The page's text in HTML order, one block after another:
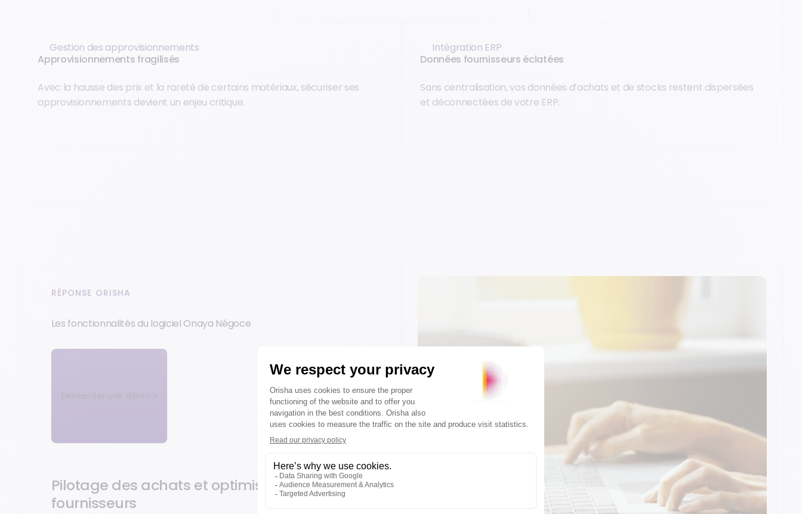
Gestion des approvisionnements
Approvisionnements fragilisés
Avec la hausse des prix et la rareté de certains matériaux, sécuriser ses
approvisionnements devient un enjeu critique.
Intégration ERP
Données fournisseurs éclatées
Sans centralisation, vos données d’achats et de stocks restent dispersées
et déconnectées de votre ERP.
RÉPONSE ORISHA
Les fonctionnalités du logiciel Onaya Négoce
Demander une démo
Pilotage des achats et optimisation de tarifs
fournisseurs